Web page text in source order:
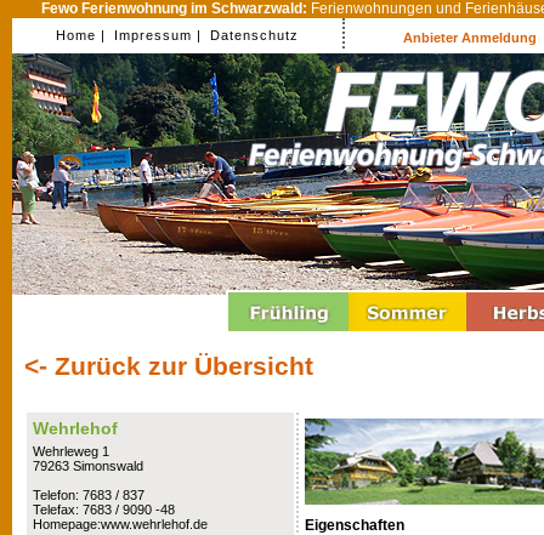
Fewo Ferienwohnung im Schwarzwald: Ferienwohnungen und
Home | Impressum | Datenschutz Anbieter Anmeldung
<- Zurück zur Übersicht
Wehrlehof
Wehrleweg 1
79263 Simonswald
Telefon: 7683 / 837
Telefax: 7683 / 9090 -48
Homepage:www.wehrlehof.de
Eigenschaften